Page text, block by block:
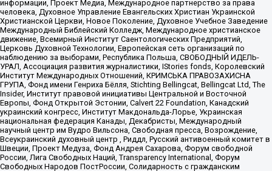
информации, Проект Медиа, Международное партнерство за права
человека, Духовное Управление Евангельских Христиан Украинской
Христианской Церкви, Новое Поколение, Духовное Учебное Заведение
Международный Библейский Колледж, Международное христианское
движение, Всемирный Институт Саентологических Предприятий,
Церковь Духовной Технологии, Европейская сеть организаций по
наблюдению за выборами, Республика Польша, СВОБОДНЫЙ ИДЕЛЬ-
УРАЛ, Ассоциация развития журналистики, IStories fonds, Королевский
Институт Международных Отношений, КРИМСЬКА ПРАВОЗАХИСНА
ГРУПА, Фонд имени Генриха Бёлля, Stichting Bellingcat, Bellingcat Ltd, The
Insider, Институт правовой инициативы Центральной и Восточной
Европы, Фонд Открытой Эстонии, Calvert 22 Foundation, Канадский
украинский конгресс, Институт Макдональда-Лорье, Украинская
национальная федерация Канады, Декабристы, Международный
научный центр им Вудро Вильсона, Свободная пресса, Возрождение,
Всеукраинский духовный центр , Риддл, Русский антивоенный комитет в
Швеции, Проект Медуза, Фонд Андрея Сахарова, Форум свободной
России, Лига Свободных Наций, Transparеncy International, Форум
Свободных Народов ПостРоссии, Солидарность с гражданским